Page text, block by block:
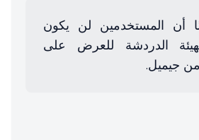
أن المستخدمين لن يكون
الدردشة للعرض على
من جيميل.